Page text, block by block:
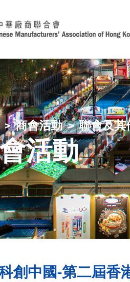
商會活動 聯會及其
活動
科創中國-第二屆